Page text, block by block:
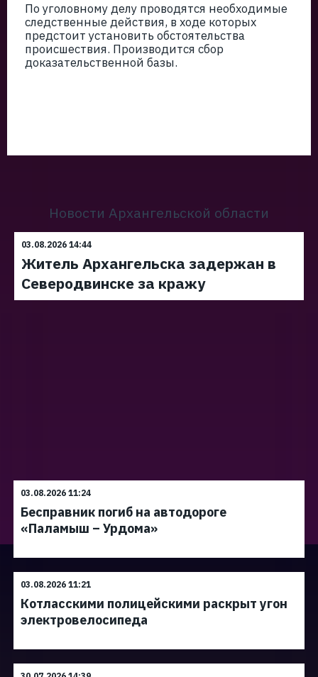
По уголовному делу проводятся необходимые
следственные действия, в ходе которых
предстоит установить обстоятельства
происшествия. Производится сбор
доказательственной базы.
Новости Архангельской области
03.08.2026 14:44
Житель Архангельска задержан в
Северодвинске за кражу
03.08.2026 11:24
Бесправник погиб на автодороге
«Паламыш – Урдома»
03.08.2026 11:21
Котласскими полицейскими раскрыт угон
электровелосипеда